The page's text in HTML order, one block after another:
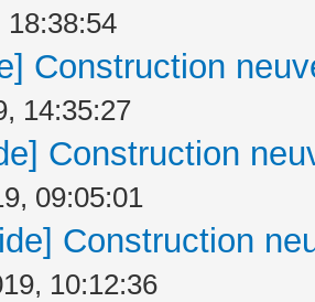
18:38:54
Construction
14:35:27
Construction
09:05:01
Construction
10:12:36